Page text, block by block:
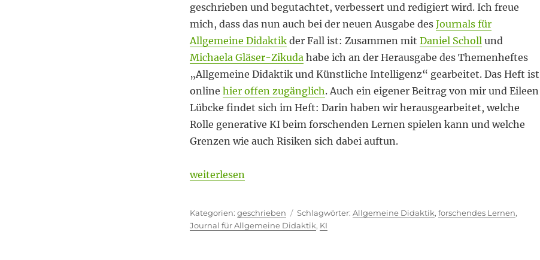
geschrieben und begutachtet, verbessert und redigiert wird. Ich freue
mich, dass das nun auch bei der neuen Ausgabe des Journals für
Allgemeine Didaktikder Fall ist: Zusammen mit Daniel Scholl und
Michaela Gläser-Zikuda habe ich an der Herausgabe des Themenheftes
„Allgemeine Didaktik und Künstliche Intelligenz“ gearbeitet. Das Heft ist
online hier offen zugänglich. Auch ein eigener Beitrag von mir und Eileen
Lübcke findet sich im Heft: Darin haben wir herausgearbeitet, welche
Rolle generative KI beim forschenden Lernen spielen kann und welche
Grenzen wie auch Risiken sich dabei auftun.
„Allgemeine Didaktik und KI“
weiterlesen
Kategorien
geschrieben Schlagwörter
Allgemeine Didaktik, forschendes Lernen,
Journal für Allgemeine Didaktik, KI